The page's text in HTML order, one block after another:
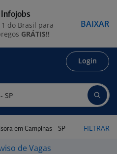
Login
em Campinas - SP FILTRAR
de Vagas
1 do Brasil para
GRÁTIS!!
BAIXAR